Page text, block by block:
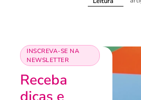
INSCREVA-SE NA
NEWSLETTER
Receba